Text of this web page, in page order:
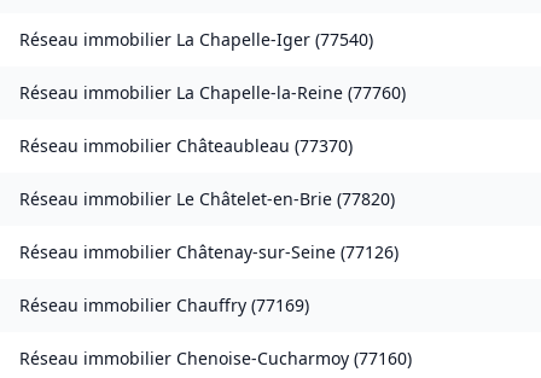
Réseau immobilier La Chapelle-Iger (77540)
Réseau immobilier La Chapelle-la-Reine (77760)
Réseau immobilier Châteaubleau (77370)
Réseau immobilier Le Châtelet-en-Brie (77820)
Réseau immobilier Châtenay-sur-Seine (77126)
Réseau immobilier Chauffry (77169)
Réseau immobilier Chenoise-Cucharmoy (77160)